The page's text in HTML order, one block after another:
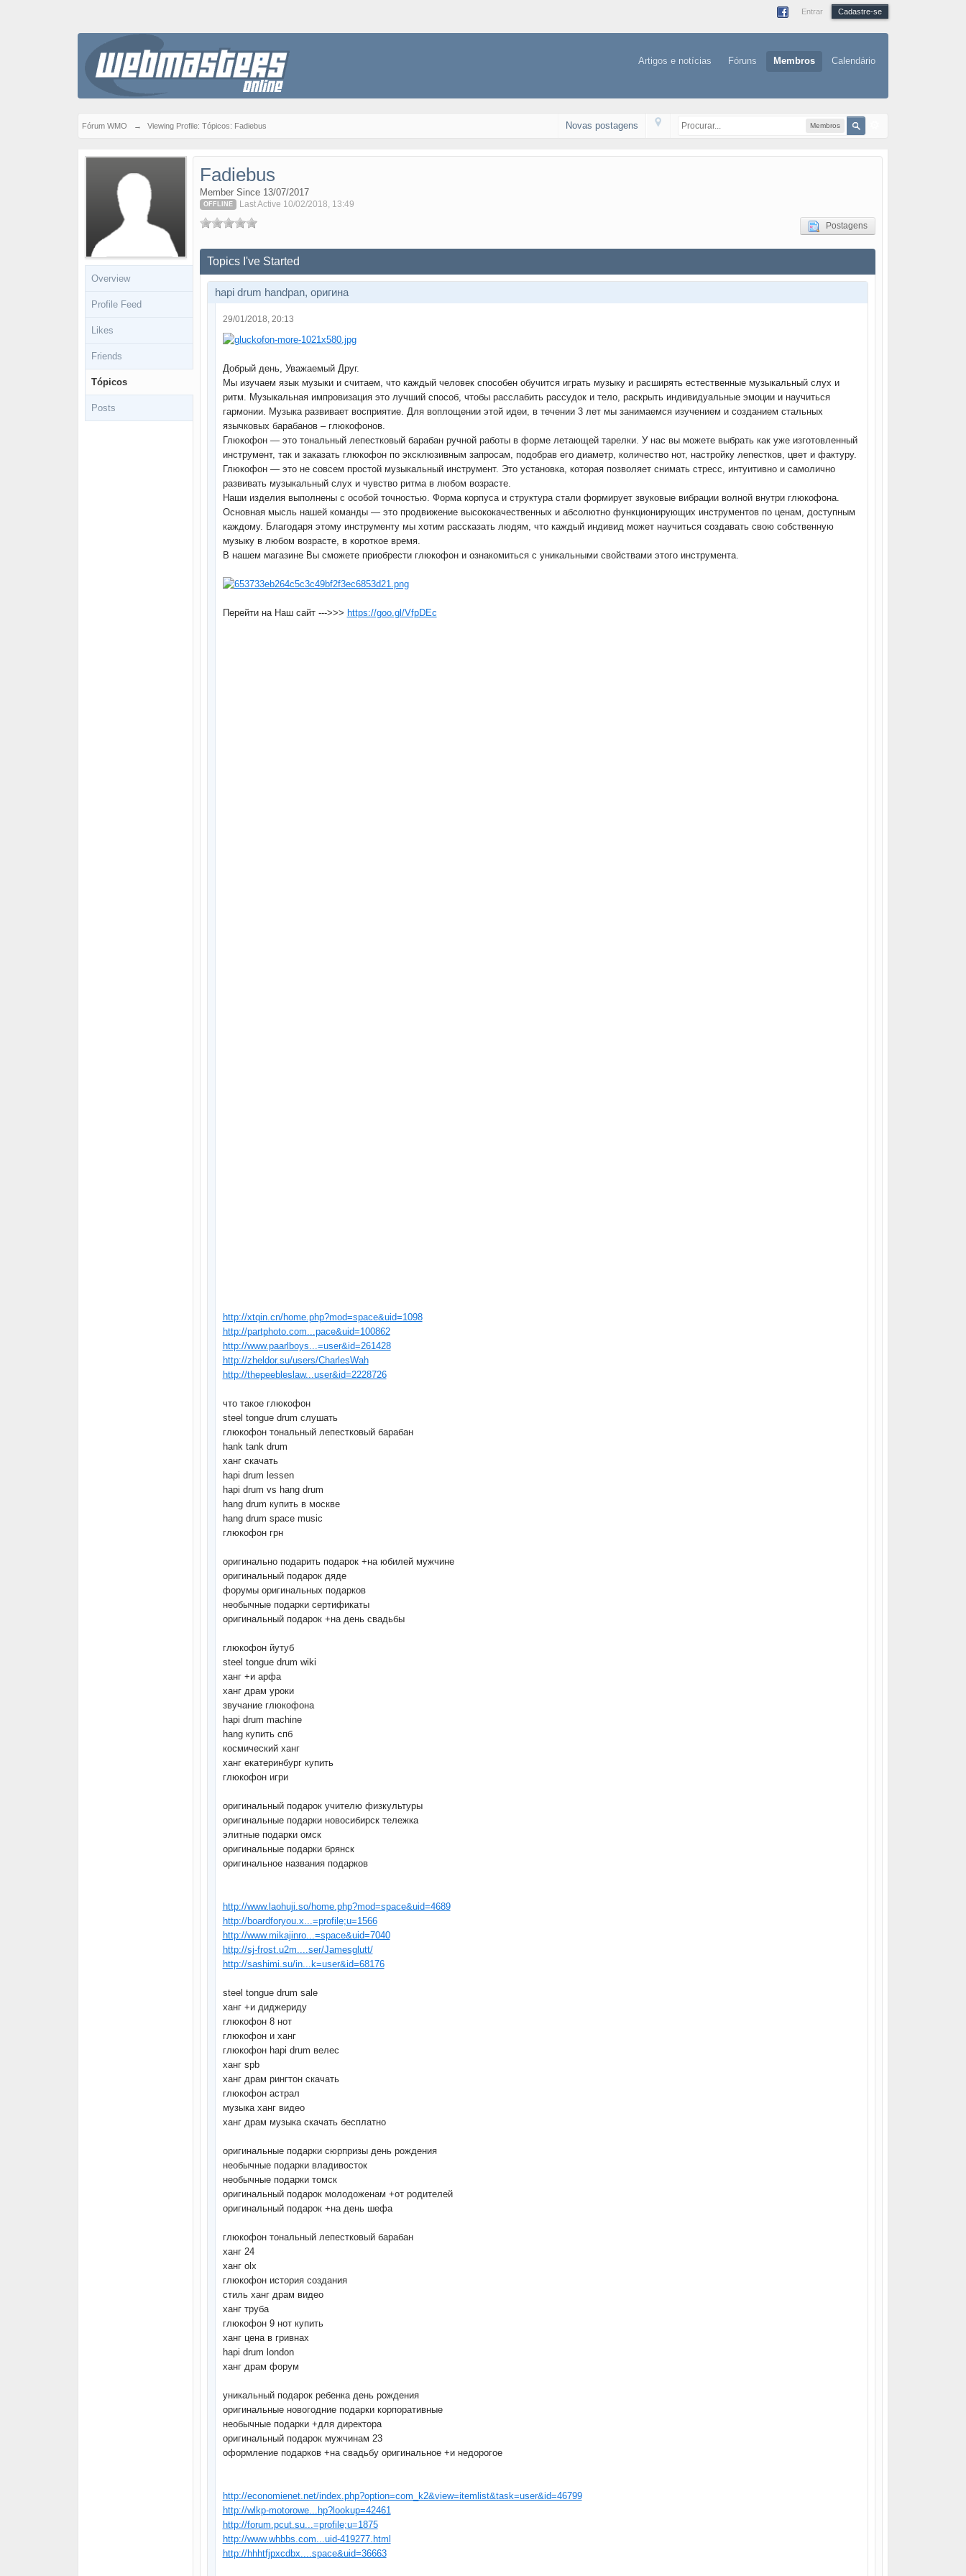
Entrar Cadastre-se
Artigos e notícias Fóruns Membros Calendário
Fórum WMO → Viewing Profile: Tópicos: Fadiebus Membros
Novas postagens
Overview
Profile Feed
Likes
Friends
Tópicos
Posts
Fadiebus
Member Since 13/07/2017
OFFLINE Last Active 10/02/2018, 13:49
Postagens
Topics I've Started
hapi drum handpan, оригина
29/01/2018, 20:13
Добрый день, Уважаемый Друг.
Мы изучаем язык музыки и считаем, что каждый человек способен обучится играть музыку и расширять естественные музыкальный слух и
ритм. Музыкальная импровизация это лучший способ, чтобы расслабить рассудок и тело, раскрыть индивидуальные эмоции и научиться
гармонии. Музыка развивает восприятие. Для воплощении этой идеи, в течении 3 лет мы занимаемся изучением и созданием стальных
язычковых барабанов – глюкофонов.
Глюкофон — это тональный лепестковый барабан ручной работы в форме летающей тарелки. У нас вы можете выбрать как уже изготовленный
инструмент, так и заказать глюкофон по эксклюзивным запросам, подобрав его диаметр, количество нот, настройку лепестков, цвет и фактуру.
Глюкофон — это не совсем простой музыкальный инструмент. Это установка, которая позволяет снимать стресс, интуитивно и самолично
развивать музыкальный слух и чувство ритма в любом возрасте.
Наши изделия выполнены с особой точностью. Форма корпуса и структура стали формирует звуковые вибрации волной внутри глюкофона.
Основная мысль нашей команды — это продвижение высококачественных и абсолютно функционирующих инструментов по ценам, доступным
каждому. Благодаря этому инструменту мы хотим рассказать людям, что каждый индивид может научиться создавать свою собственную
музыку в любом возрасте, в короткое время.
В нашем магазине Вы сможете приобрести глюкофон и ознакомиться с уникальными свойствами этого инструмента.
Перейти на Наш сайт --->>> https://goo.gl/VfpDEc
http://xtqin.cn/home.php?mod=space&uid=1098
http://partphoto.com...pace&uid=100862
http://www.paarlboys...=user&id=261428
http://zheldor.su/users/CharlesWah
http://thepeebleslaw...user&id=2228726
что такое глюкофон
steel tongue drum слушать
глюкофон тональный лепестковый барабан
hank tank drum
ханг скачать
hapi drum lessen
hapi drum vs hang drum
hang drum купить в москве
hang drum space music
глюкофон грн
оригинально подарить подарок +на юбилей мужчине
оригинальный подарок дяде
форумы оригинальных подарков
необычные подарки сертификаты
оригинальный подарок +на день свадьбы
глюкофон йутуб
steel tongue drum wiki
ханг +и арфа
ханг драм уроки
звучание глюкофона
hapi drum machine
hang купить спб
космический ханг
ханг екатеринбург купить
глюкофон игри
оригинальный подарок учителю физкультуры
оригинальные подарки новосибирск тележка
элитные подарки омск
оригинальные подарки брянск
оригинальное названия подарков
http://www.laohuji.so/home.php?mod=space&uid=4689
http://boardforyou.x...=profile;u=1566
http://www.mikajinro...=space&uid=7040
http://sj-frost.u2m....ser/Jamesglutt/
http://sashimi.su/in...k=user&id=68176
steel tongue drum sale
ханг +и диджериду
глюкофон 8 нот
глюкофон и ханг
глюкофон hapi drum велес
ханг spb
ханг драм рингтон скачать
глюкофон астрал
музыка ханг видео
ханг драм музыка скачать бесплатно
оригинальные подарки сюрпризы день рождения
необычные подарки владивосток
необычные подарки томск
оригинальный подарок молодоженам +от родителей
оригинальный подарок +на день шефа
глюкофон тональный лепестковый барабан
ханг 24
ханг olx
глюкофон история создания
стиль ханг драм видео
ханг труба
глюкофон 9 нот купить
ханг цена в гривнах
hapi drum london
ханг драм форум
уникальный подарок ребенка день рождения
оригинальные новогодние подарки корпоративные
необычные подарки +для директора
оригинальный подарок мужчинам 23
оформление подарков +на свадьбу оригинальное +и недорогое
http://economienet.net/index.php?option=com_k2&view=itemlist&task=user&id=46799
http://wlkp-motorowe...hp?lookup=42461
http://forum.pcut.su...=profile;u=1875
http://www.whbbs.com...uid-419277.html
http://hhhtfjpxcdbx....space&uid=36663